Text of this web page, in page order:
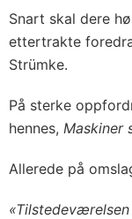
Snart skal dere
ettertrakte
Strümke.
På sterke
hennes, Maskiner
Allerede på